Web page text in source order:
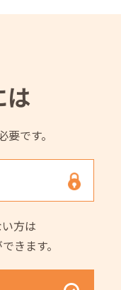
は
です。
方は
きます。